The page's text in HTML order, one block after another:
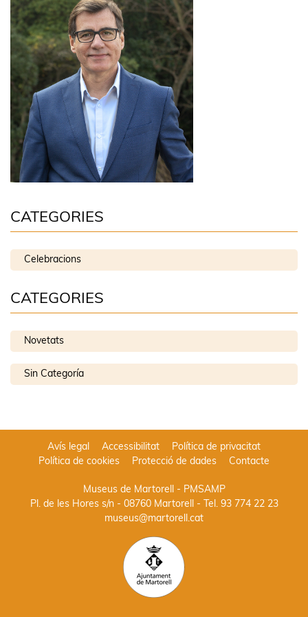
CATEGORIES
Celebracions
CATEGORIES
Novetats
Sin Categoría
Avís legal Accessibilitat
Política de privacitat
Política de cookies
Protecció de dades Contacte
Museus de Martorell - PMSAMP
Pl. de les Hores s/n - 08760 Martorell
- Tel. 93 774 22 23
museus@martorell.cat